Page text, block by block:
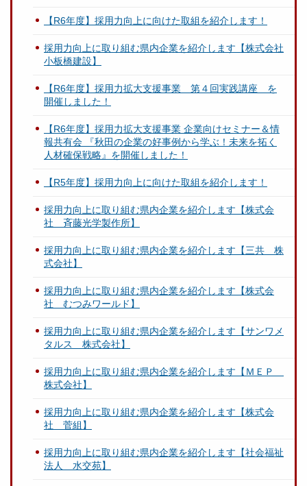
【R6年度】採用力向上に向けた取組を紹介します！
採用力向上に取り組む県内企業を紹介します【株式会社
小板橋建設】
【R6年度】採用力拡大支援事業 第４回実践講座 を
開催しました！
【R6年度】採用力拡大支援事業 企業向けセミナー＆情
報共有会 『秋田の企業の好事例から学ぶ！未来を拓く
人材確保戦略』を開催しました！
【R5年度】採用力向上に向けた取組を紹介します！
採用力向上に取り組む県内企業を紹介します【株式会
社 斉藤光学製作所】
採用力向上に取り組む県内企業を紹介します【三共 株
式会社】
採用力向上に取り組む県内企業を紹介します【株式会
社 むつみワールド】
採用力向上に取り組む県内企業を紹介します【サンワメ
タルス 株式会社】
採用力向上に取り組む県内企業を紹介します【ＭＥＰ
株式会社】
採用力向上に取り組む県内企業を紹介します【株式会
社 菅組】
採用力向上に取り組む県内企業を紹介します【社会福祉
法人 水交苑】